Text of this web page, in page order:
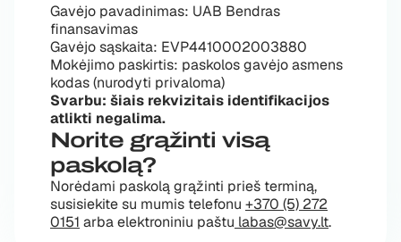
Gavėjo pavadinimas: UAB Bendras
finansavimas
Gavėjo sąskaita: EVP4410002003880
Mokėjimo paskirtis: paskolos gavėjo asmens
kodas (nurodyti privaloma)
Svarbu: šiais rekvizitais identifikacijos
atlikti negalima.
Norite grąžinti visą
paskolą?
Norėdami paskolą grąžinti prieš terminą,
susisiekite su mumis telefonu +370 (5) 272
0151 arba elektroniniu paštu labas@savy.lt.